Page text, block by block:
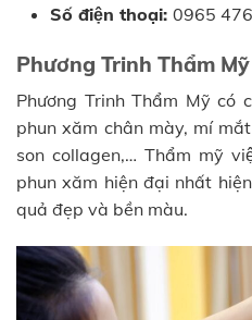
Số điện thoại: 0965
Phương Trinh Thẩm Mỹ
Phương Trinh Thẩm Mỹ có
phun xăm chân mày, mí
son collagen,… Thẩm mỹ
phun xăm hiện đại nhất
quả đẹp và bền màu.